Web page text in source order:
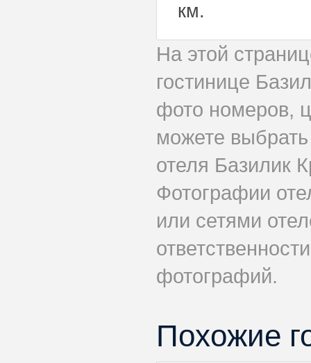
км.
На этой
гостинице
фото номеров,
можете
отеля Базилик
Фотографии
или сетями
фотографий.
Похожие